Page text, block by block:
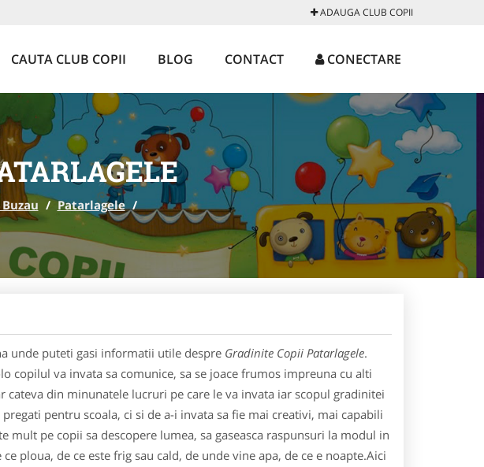
ADAUGA CLUB COPII
CAUTA CLUB COPII BLOG CONTACT CONECTARE
/ Patarlagele /
unde puteti gasi informatii utile despre Gradinite Copii Patarlagele.
copilul va invata sa comunice, sa se joace frumos impreuna cu alti
cateva din minunatele lucruri pe care le va invata iar scopul gradinitei
pentru scoala, ci si de a-i invata sa fie mai creativi, mai capabili
mult pe copii sa descopere lumea, sa gaseasca raspunsuri la modul in
ploua, de ce este frig sau cald, de unde vine apa, de ce e noapte.Aici